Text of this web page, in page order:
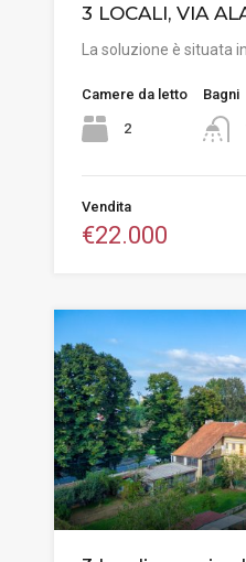
3 LOCALI, VIA
La soluzione è situata
Camere da letto
2
Bagni
Vendita
€22.000